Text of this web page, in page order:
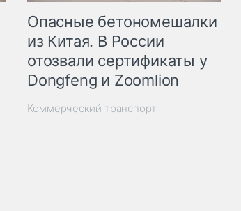
Опасные бетономешалки
из Китая. В России
отозвали сертификаты у
Dongfeng и Zoomlion
Коммерческий транспорт